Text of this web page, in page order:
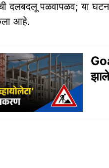
दलबदलू पळवापळव; या
आहे.